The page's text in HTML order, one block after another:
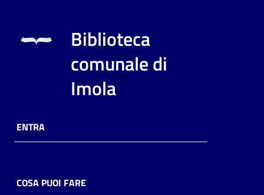
Archivio
Patto
per
Menu selezionato
Biblioteca
comunale di
Imola
ENTRA
COSA PUOI FARE